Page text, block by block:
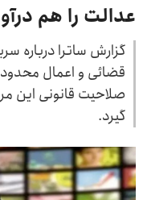
عدالت را هم
گزارش ساترا درباره
قضائی و اعمال
صلاحیت قانونی این
گیرد.